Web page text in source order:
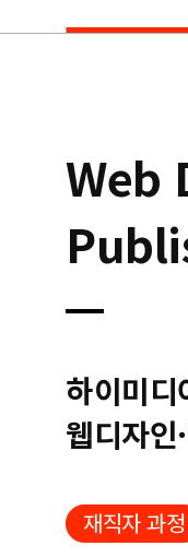
Web
하이미디
웹디자인
재직자 과정